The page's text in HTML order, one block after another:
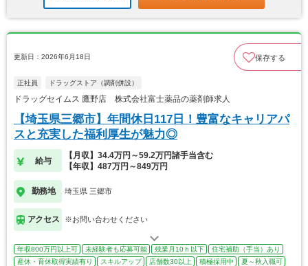
更新日：2026年6月18日 保存する
正社員 ドラッグストア（調剤併設）
ドラッグセイムス 鷹野店 株式会社富士薬品の薬剤師求人
【埼玉県三郷市】年間休日117日！豊富なキャリアパ
スと充実した福利厚生が魅力◎
給与
【月収】34.4万円～59.2万円諸手当含む
【年収】487万円～849万円
勤務地 埼玉県 三郷市
アクセス ※お問い合わせください
年収800万円以上可 未経験者も応募可能 残業月10ｈ以下
住宅補助（手当）あり
産休・育休取得実績有り
スキルアップ 店舗数30以上 積極採用中 夏～秋入職可